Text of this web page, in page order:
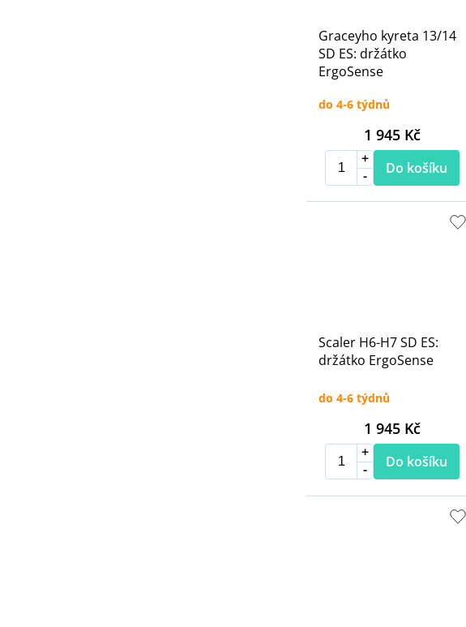
Graceyho kyreta 13/14
SD ES: držátko
ErgoSense
do 4-6 týdnů
1 945 Kč
Do košíku
Scaler H6-H7 SD ES:
držátko ErgoSense
do 4-6 týdnů
1 945 Kč
Do košíku